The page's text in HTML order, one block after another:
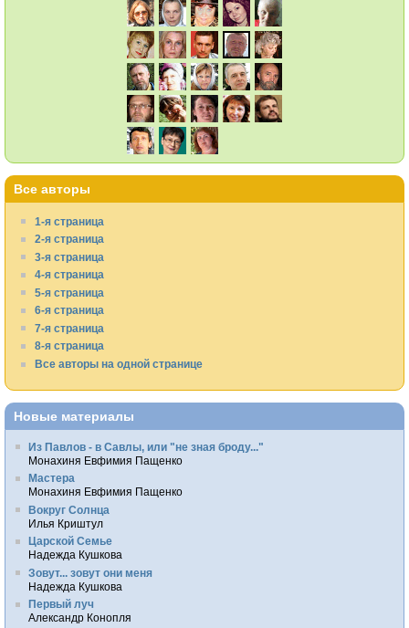
Все авторы
1-я страница
2-я страница
3-я страница
4-я страница
5-я страница
6-я страница
7-я страница
8-я страница
Все авторы на одной странице
Новые материалы
Из Павлов - в Савлы, или "не зная броду..."
Монахиня Евфимия Пащенко
Мастера
Монахиня Евфимия Пащенко
Вокруг Солнца
Илья Криштул
Царской Семье
Надежда Кушкова
Зовут... зовут они меня
Надежда Кушкова
Первый луч
Александр Конопля